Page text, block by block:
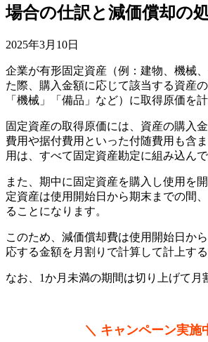
場合の仕訳と減価償却の
2025年3月10日
企業が有形固定資産（例：建物、機械
た際、購入金額に応じて該当する資産
「機械」「備品」など）に取得原価を計
固定資産の取得原価には、資産の購入
費用や据付費用といった付随費用も含
用は、すべて固定資産勘定に組み込んで
また、期中に固定資産を購入し使用を
定資産は使用開始日から期末までの間
ることになります。
このため、減価償却費は使用開始日か
応する金額を月割りで計算して計上する
なお、1か月未満の期間は切り上げて月
＼ キャンペーン実施